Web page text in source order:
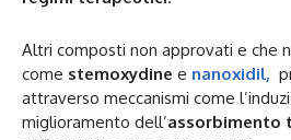
Altri composti non approvati e che
come stemoxydine e nanoxidil,
attraverso meccanismi come
miglioramento dell’assorbimento